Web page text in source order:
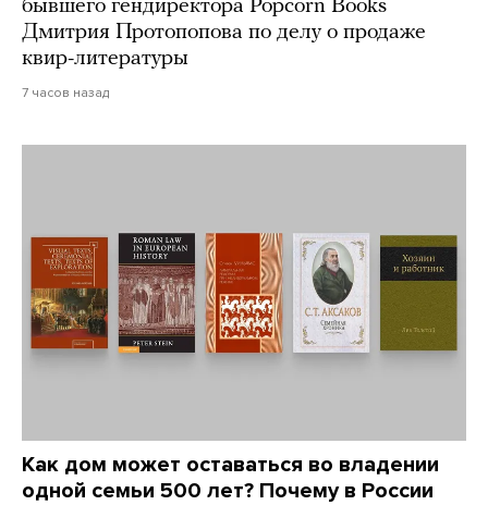
бывшего гендиректора Popcorn Books
Дмитрия Протопопова по делу о продаже
квир-литературы
7 часов назад
Как дом может оставаться во владении
одной семьи 500 лет? Почему в России